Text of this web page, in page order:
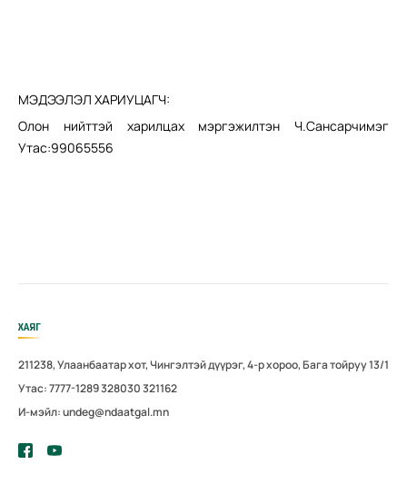
МЭДЭЭЛЭЛ ХАРИУЦАГЧ:
Олон нийттэй харилцах мэргэжилтэн Ч.Сансарчимэг
Утас:99065556
ХАЯГ
211238, Улаанбаатар хот, Чингэлтэй дүүрэг, 4-р хороо, Бага тойруу 13/1
Утас: 7777-1289 328030 321162
И-мэйл: undeg@ndaatgal.mn